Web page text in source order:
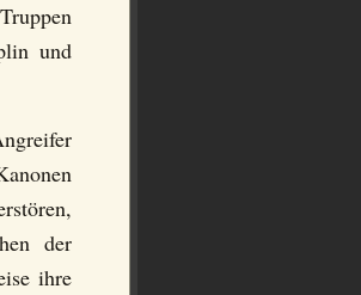
und
der
ihre